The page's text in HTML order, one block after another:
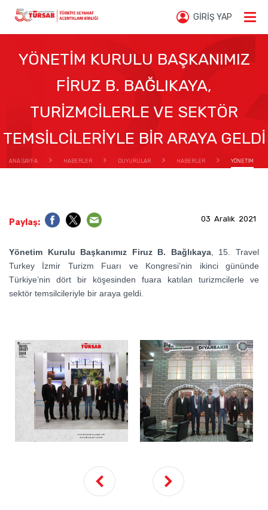
GİRİŞ YAP
YÖNETİM KURULU BAŞKANIMIZ
FİRUZ B. BAĞLIKAYA,
TURİZMCİLERLE VE SEKTÖR
TEMSİLCİLERİYLE BİR ARAYA GELDİ
ANA SAYFA HABERLER DUYURULAR HABERLER YÖNETİM
03 Aralık 2021
Paylaş:
Yönetim Kurulu Başkanımız Firuz B. Bağlıkaya, 15. Travel
Turkey İzmir Turizm Fuarı ve Kongresi’nin ikinci gününde
Türkiye’nin dört bir köşesinden fuara katılan turizmcilerle ve
sektör temsilcileriyle bir araya geldi.